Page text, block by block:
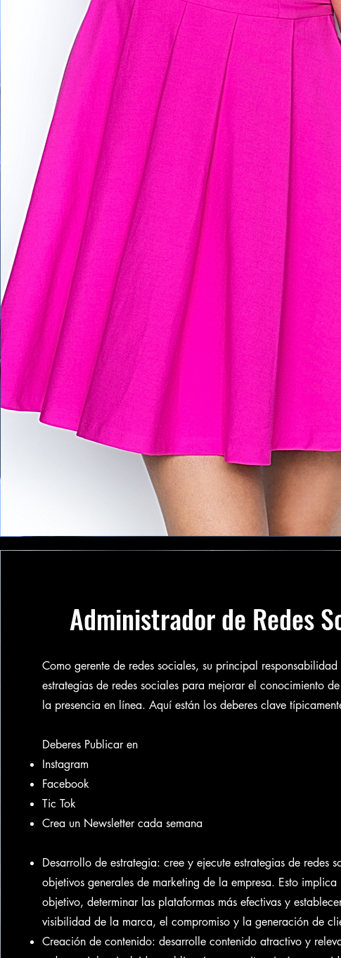
Administrador de Redes
Como gerente de redes sociales, su principal responsabilidad
estrategias de redes sociales para mejorar el conocimiento
la presencia en línea. Aquí están los deberes clave
Deberes Publicar en
Instagram
Facebook
Tic Tok
Crea un Newsletter cada semana
Desarrollo de estrategia: cree y ejecute estrategias de redes
objetivos generales de marketing de la empresa. Esto
objetivo, determinar las plataformas más efectivas y
visibilidad de la marca, el compromiso y la generación de
Creación de contenido: desarrolle contenido atractivo y